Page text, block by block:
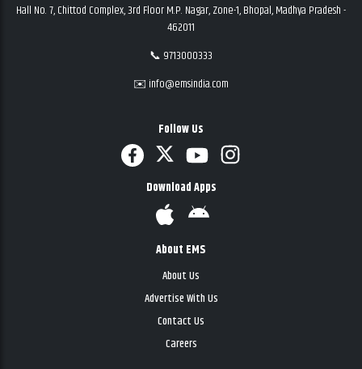
Hall No. 7, Chittod Complex, 3rd Floor M.P. Nagar, Zone-1, Bhopal, Madhya Pradesh -
462011
📞 9713000333
✉️ info@emsindia.com
Follow Us
Download Apps
About EMS
About Us
Advertise With Us
Contact Us
Careers